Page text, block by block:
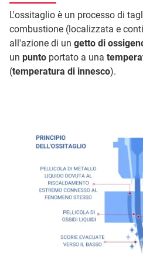
L'ossitaglio è un processo di
combustione (localizzata e
all'azione di un getto di
un punto portato a una
(temperatura di innesco).